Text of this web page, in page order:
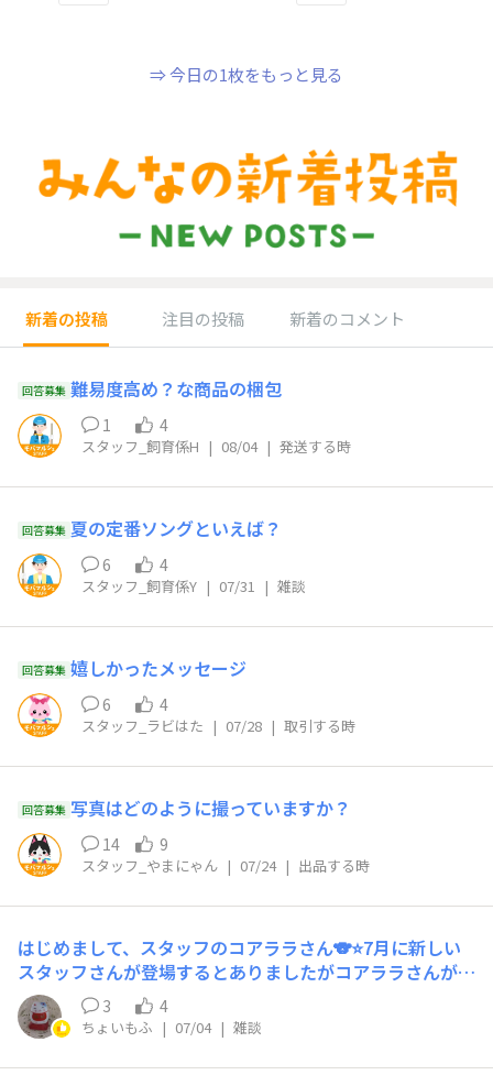
⇒ 今日の1枚をもっと見る
新着の投稿 注目の投稿 新着のコメント
回答募集 難易度高め？な商品の梱包
1 4
スタッフ_飼育係H | 08/04 | 発送する時
回答募集 夏の定番ソングといえば？
6 4
スタッフ_飼育係Y | 07/31 | 雑談
回答募集 嬉しかったメッセージ
6 4
スタッフ_ラビはた | 07/28 | 取引する時
回答募集 写真はどのように撮っていますか？
14 9
スタッフ_やまにゃん | 07/24 | 出品する時
はじめまして、スタッフのコアララさん🐨⭐️7月に新しい
スタッフさんが登場するとありましたがコアララさんが初
登場ですね♪宜しくお願い致します♪スタッフさんにコメ
ント入れる場所がわからずトークルームに入れてしまいま
した。メンテナンスお疲れ様でした🩷ドンドン使いやすく
なってありがたいです〜まだまだ期待して
3 4
ちょいもふ | 07/04 | 雑談